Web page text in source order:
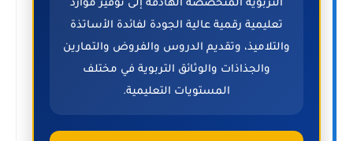
التربوية المتخصصة الهادفة إلى توفير موارد
تعليمية رقمية عالية الجودة لفائدة الأساتذة
والتلاميذ، وتقديم الدروس والفروض والتمارين
والجذاذات والوثائق التربوية في مختلف
المستويات التعليمية.